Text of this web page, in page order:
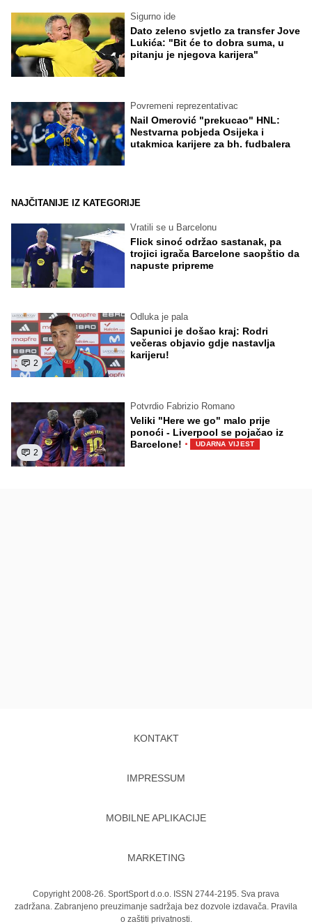
Sigurno ide
Dato zeleno svjetlo za transfer Jove
Lukića: "Bit će to dobra suma, u
pitanju je njegova karijera"
Povremeni reprezentativac
Nail Omerović "prekucao" HNL:
Nestvarna pobjeda Osijeka i
utakmica karijere za bh. fudbalera
NAJČITANIJE IZ KATEGORIJE
Vratili se u Barcelonu
Flick sinoć održao sastanak, pa
trojici igrača Barcelone saopštio da
napuste pripreme
2
Odluka je pala
Sapunici je došao kraj: Rodri
večeras objavio gdje nastavlja
karijeru!
2
Potvrdio Fabrizio Romano
Veliki "Here we go" malo prije
ponoći - Liverpool se pojačao iz
Barcelone! · UDARNA VIJEST
KONTAKT
IMPRESSUM
MOBILNE APLIKACIJE
MARKETING
Copyright 2008-26. SportSport d.o.o. ISSN 2744-2195. Sva prava
zadržana. Zabranjeno preuzimanje sadržaja bez dozvole izdavača. Pravila
o zaštiti privatnosti.